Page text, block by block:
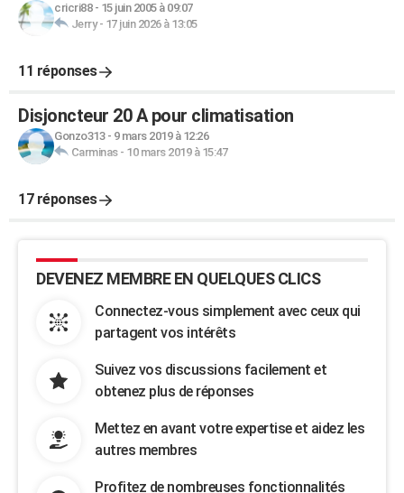
cricri88- 15 juin 2005 à 09:07
Jerry- 17 juin 2026 à 13:05
11 réponses
Disjoncteur 20 A pour climatisation
Gonzo313- 9 mars 2019 à 12:26
Carminas- 10 mars 2019 à 15:47
17 réponses
DEVENEZ MEMBRE EN QUELQUES CLICS
Connectez-vous simplement avec ceux qui
partagent vos intérêts
Suivez vos discussions facilement et
obtenez plus de réponses
Mettez en avant votre expertise et aidez les
autres membres
Profitez de nombreuses fonctionnalités